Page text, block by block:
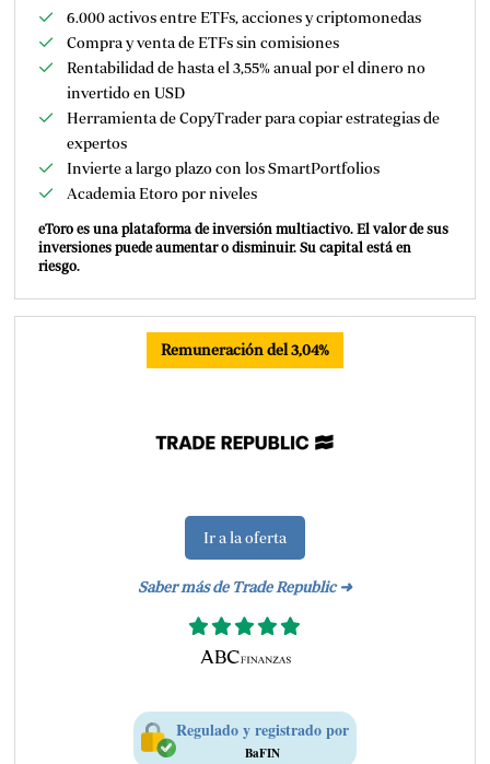
6.000 activos entre ETFs, acciones y criptomonedas
Compra y venta de ETFs sin comisiones
Rentabilidad de hasta el 3,55% anual por el dinero no
invertido en USD
Herramienta de CopyTrader para copiar estrategias de
expertos
Invierte a largo plazo con los SmartPortfolios
Academia Etoro por niveles
eToro es una plataforma de inversión multiactivo. El valor de sus
inversiones puede aumentar o disminuir. Su capital está en
riesgo.
Remuneración del 3,04%
Ir a la oferta
Saber más de Trade Republic ➜
Regulado y registrado por
BaFIN